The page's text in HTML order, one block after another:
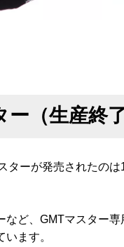
ー（生産終
ターが発売されたの
など、GMTマスター
ます。